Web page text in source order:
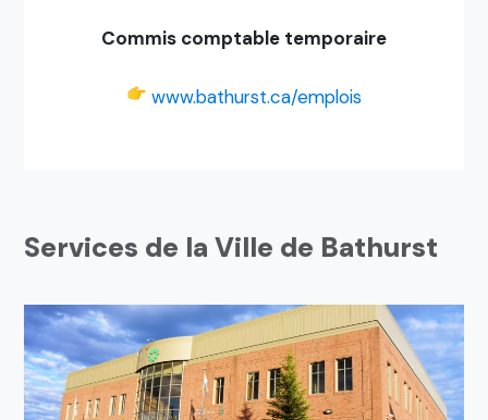
Commis comptable temporaire
www.bathurst.ca/emplois
Services de la Ville de Bathurst